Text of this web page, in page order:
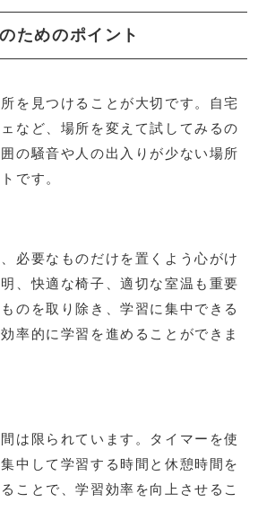
ためのポイント
を見つけることが大切です。自宅
など、場所を変えて試してみるの
の騒音や人の出入りが少ない場所
です。
必要なものだけを置くよう心がけ
、快適な椅子、適切な室温も重要
のを取り除き、学習に集中できる
率的に学習を進めることができま
は限られています。タイマーを使
中して学習する時間と休憩時間を
ことで、学習効率を向上させるこ